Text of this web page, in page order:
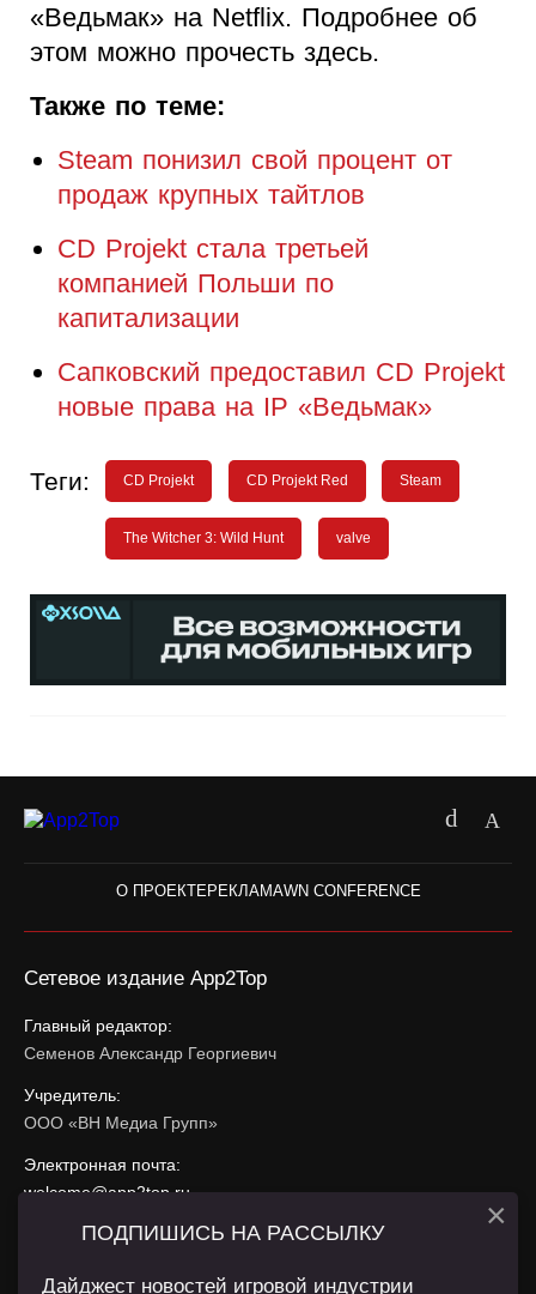
«Ведьмак» на Netflix. Подробнее об
этом можно прочесть здесь.
Также по теме:
Steam понизил свой процент от
продаж крупных тайтлов
CD Projekt стала третьей
компанией Польши по
капитализации
Сапковский предоставил CD Projekt
новые права на IP «Ведьмак»
Теги: CD Projekt CD Projekt Red Steam
The Witcher 3: Wild Hunt valve
О ПРОЕКТЕ РЕКЛАМАWN CONFERENCE
Сетевое издание App2Top
Главный редактор:
Семенов Александр Георгиевич
Учредитель:
ООО «ВН Медиа Групп»
Электронная почта:
welcome@app2top.ru
При использовании материалов активная ссылка на
ПОДПИШИСЬ НА РАССЫЛКУ
Дайджест новостей игровой индустрии
×